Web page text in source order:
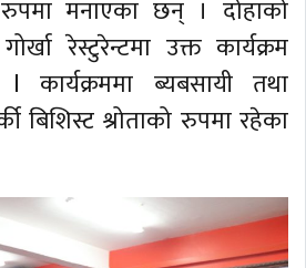
मनाएका छन् । दोहाको
रेस्टुरेन्टमा उक्त कार्यक्रम
ब्यबसायी तथा
बिशिस्ट श्रोताको रुपमा रहेका